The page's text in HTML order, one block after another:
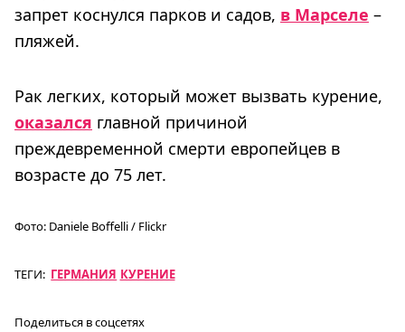
запрет коснулся парков и садов, в Марселе –
пляжей.
Рак легких, который может вызвать курение,
оказался главной причиной
преждевременной смерти европейцев в
возрасте до 75 лет.
Фото: Daniele Boffelli / Flickr
ТЕГИ: ГЕРМАНИЯ КУРЕНИЕ
Поделиться в соцсетях